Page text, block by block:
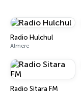
Radio Hulchul
Almere
Radio Sitara FM